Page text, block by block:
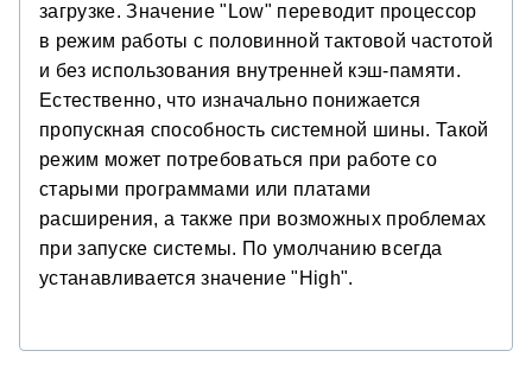
загрузке. Значение "Low" переводит процессор
в режим работы с половинной тактовой частотой
и без использования внутренней кэш-памяти.
Естественно, что изначально понижается
пропускная способность системной шины. Такой
режим может потребоваться при работе со
старыми программами или платами
расширения, а также при возможных проблемах
при запуске системы. По умолчанию всегда
устанавливается значение "High".